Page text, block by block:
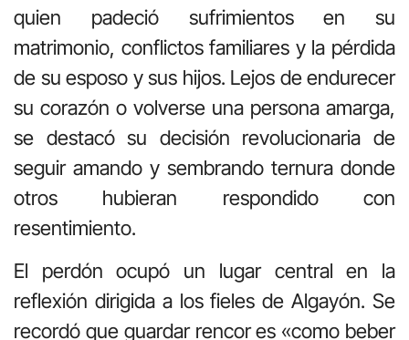
quien padeció sufrimientos en su
matrimonio, conflictos familiares y la pérdida
de su esposo y sus hijos. Lejos de endurecer
su corazón o volverse una persona amarga,
se destacó su decisión revolucionaria de
seguir amando y sembrando ternura donde
otros hubieran respondido con
resentimiento.
El perdón ocupó un lugar central en la
reflexión dirigida a los fieles de Algayón.Se
recordó que guardar rencor es «como beber